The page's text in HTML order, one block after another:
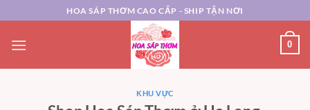
đến
nội
HOA SÁP THƠM CAO CẤP - SHIP TẬN NƠI
0
KHU VỰC